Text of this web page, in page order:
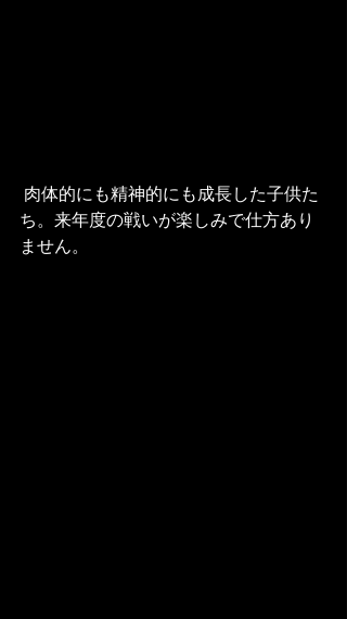
ち。来年度の戦いが楽しみで仕方あり
ません。